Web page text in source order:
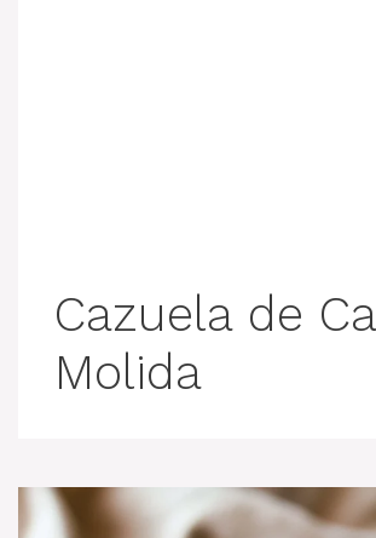
Cazuela de
Molida